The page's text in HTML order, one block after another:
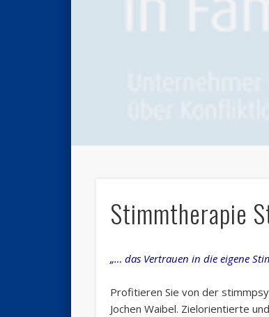
Stimmtherapie
„… das Vertrauen in die eigene
Profitieren Sie von der
Jochen Waibel. Zielorientierte